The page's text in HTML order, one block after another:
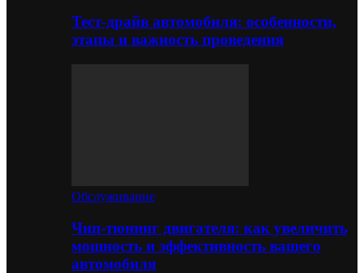
Тест-драйв автомобиля: особенности,
этапы и важность проведения
Обслуживание
Чип-тюнинг двигателя: как увеличить
мощность и эффективность вашего
автомобиля